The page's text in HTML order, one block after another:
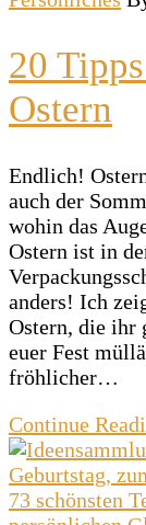
20
Ostern
Endlich!
auch der
wohin das
Ostern ist in
anders! Ich
Ostern, die ihr
euer Fest
fröhlicher…
Continue